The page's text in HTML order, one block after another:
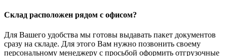
Склад расположен рядом с офисом?
Для Вашего удобства мы готовы выдавать пакет документов
сразу на складе. Для этого Вам нужно позвонить своему
персональному менеджеру с просьбой оформить отгрузочные